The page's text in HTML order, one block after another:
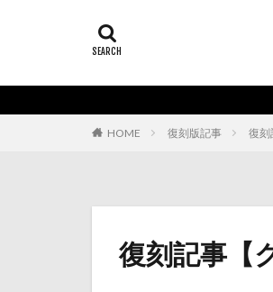
HOME 復刻版記事 復刻
復刻記事【